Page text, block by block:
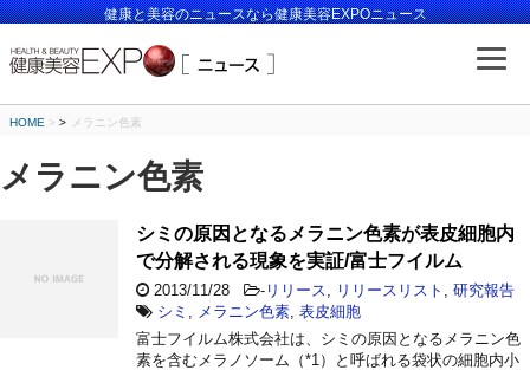
健康と美容のニュースなら健康美容EXPOニュース
HOME > メラニン色素
メラニン色素
シミの原因となるメラニン色素が表皮細胞内
で分解される現象を実証/富士フイルム
2013/11/28 - リリース リリースリスト
研究報告
シミ
メラニン色素 表皮細胞
富士フイルム株式会社は、シミの原因となるメラニン色
素を含むメラノソーム（*1）と呼ばれる袋状の細胞内小